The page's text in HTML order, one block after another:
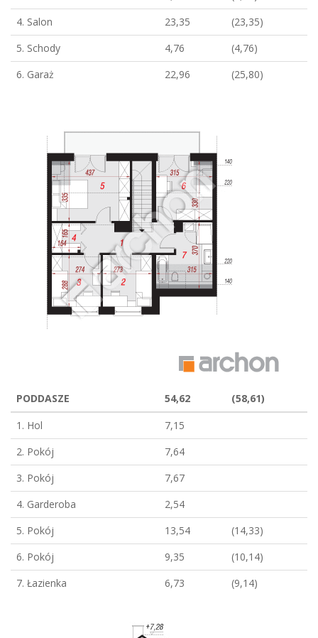
4. Salon
23,35
(23,35)
5. Schody
4,76
(4,76)
6. Garaż
22,96 (25,80)
PODDASZE 54,62
(58,61)
1. Hol
7,15
2. Pokój
7,64
3. Pokój
7,67
4. Garderoba
2,54
5. Pokój
13,54
(14,33)
6. Pokój
9,35
(10,14)
7. Łazienka
6,73 (9,14)